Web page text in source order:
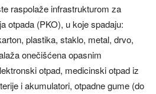
raspolaže infrastrukturom za
otpada (PKO), u koje spadaju:
plastika, staklo, metal, drvo,
onečišćena opasnim
otpad, medicinski otpad iz
i akumulatori, otpadne gume (do